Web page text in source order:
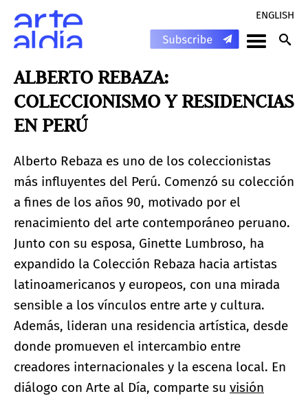
ENGLISH
ALBERTO REBAZA:
COLECCIONISMO Y RESIDENCIAS
EN PERÚ
Alberto Rebaza es uno de los coleccionistas
más influyentes del Perú. Comenzó su colección
a fines de los años 90, motivado por el
renacimiento del arte contemporáneo peruano.
Junto con su esposa, Ginette Lumbroso, ha
expandido la Colección Rebaza hacia artistas
latinoamericanos y europeos, con una mirada
sensible a los vínculos entre arte y cultura.
Además, lideran una residencia artística, desde
donde promueven el intercambio entre
creadores internacionales y la escena local. En
diálogo con Arte al Día, comparte su visión